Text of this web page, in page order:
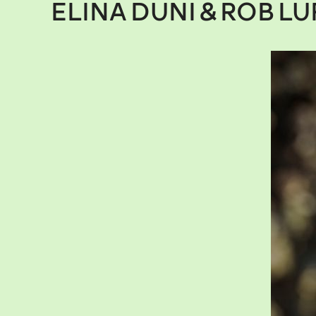
ELINA DUNI & ROB